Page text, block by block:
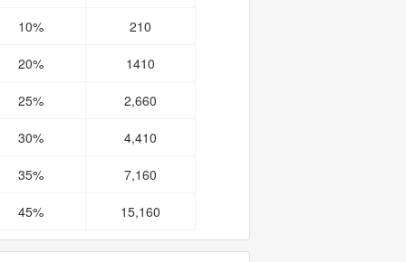
10% 210
20% 1410
25% 2,660
30% 4,410
35% 7,160
45% 15,160